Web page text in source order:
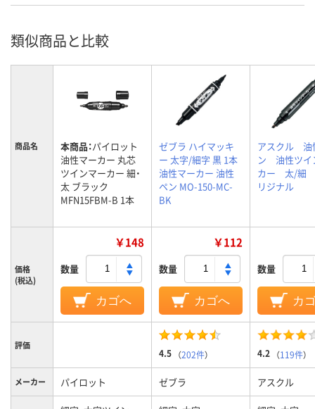
類似商品と比較
商品名 本商品：パイロット
油性マーカー 丸芯
ツインマーカー 細・
太 ブラック
MFN15FBM-B 1本
ゼブラ ハイマッキ
ー 太字/細字 黒 1本
油性マーカー 油性
ペン MO-150-MC-
BK
アスクル 油
ン 油性ツイ
カー 太/細
リジナル
価格
(税込)
￥148
数量
カゴへ
￥112
数量
カゴへ
数量
カ
評価
4.5 （202件） 4.2 （119件）
メーカー パイロット ゼブラ アスクル